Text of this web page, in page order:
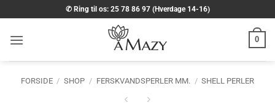
til
indhold
✆ Ring til os: 25 78 86 97 (Hverdage 14-16)
0
FORSIDE / SHOP / FERSKVANDSPERLER MM. / SHELL PERLER